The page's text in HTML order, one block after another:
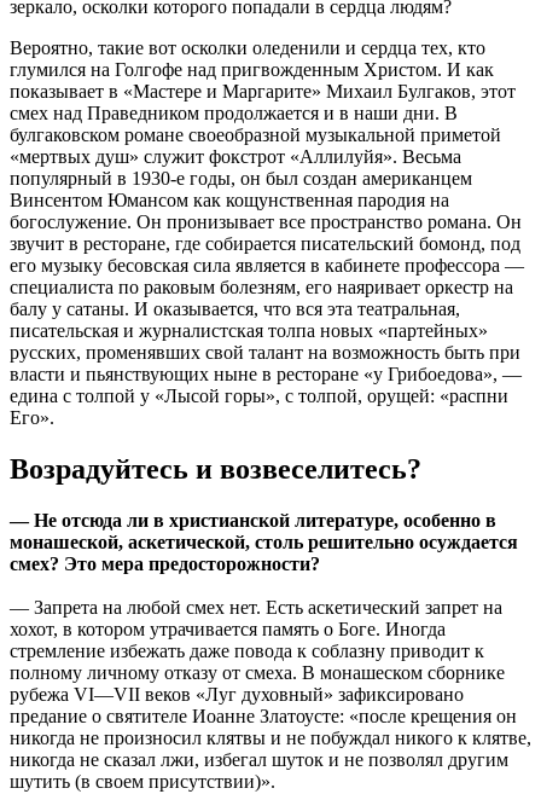
зеркало, осколки которого попадали в сердца людям?
Вероятно, такие вот осколки оледенили и сердца тех, кто
глумился на Голгофе над пригвожденным Христом. И как
показывает в «Мастере и Маргарите» Михаил Булгаков, этот
смех над Праведником продолжается и в наши дни. В
булгаковском романе своеобразной музыкальной приметой
«мертвых душ» служит фокстрот «Аллилуйя». Весьма
популярный в 1930-е годы, он был создан американцем
Винсентом Юмансом как кощунственная пародия на
богослужение. Он пронизывает все пространство романа. Он
звучит в ресторане, где собирается писательский бомонд, под
его музыку бесовская сила является в кабинете профессора —
специалиста по раковым болезням, его наяривает оркестр на
балу у сатаны. И оказывается, что вся эта театральная,
писательская и журналистская толпа новых «партейных»
русских, променявших свой талант на возможность быть при
власти и пьянствующих ныне в ресторане «у Грибоедова», —
едина с толпой у «Лысой горы», с толпой, орущей: «распни
Его».
Возрадуйтесь и возвеселитесь?
— Не отсюда ли в христианской литературе, особенно в
монашеской, аскетической, столь решительно осуждается
смех? Это мера предосторожности?
— Запрета на любой смех нет. Есть аскетический запрет на
хохот, в котором утрачивается память о Боге. Иногда
стремление избежать даже повода к соблазну приводит к
полному личному отказу от смеха. В монашеском сборнике
рубежа VI—VII веков «Луг духовный» зафиксировано
предание о святителе Иоанне Златоусте: «после крещения он
никогда не произносил клятвы и не побуждал никого к клятве,
никогда не сказал лжи, избегал шуток и не позволял другим
шутить (в своем присутствии)».